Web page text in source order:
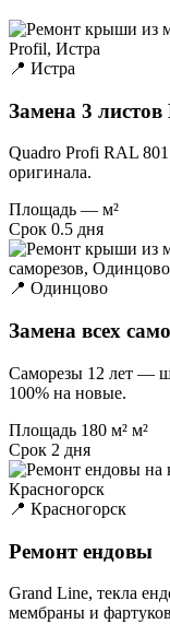
📍 Истра
Замена 3
Quadro Profi RAL
оригинала.
Площадь — м²
Срок 0.5 дня
📍 Одинцово
Замена всех
Саморезы 12 лет —
100% на новые.
Площадь 180 м² м²
Срок 2 дня
📍 Красногорск
Ремонт ендовы
Grand Line, текла
мембраны и